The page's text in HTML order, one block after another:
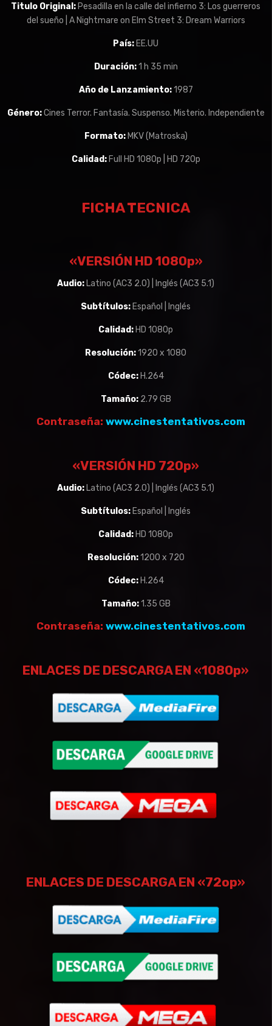
Titulo Original: Pesadilla en la calle del infierno 3: Los guerreros
del sueño | A Nightmare on Elm Street 3: Dream Warriors
País: EE.UU
Duración: 1 h 35 min
Año de Lanzamiento:1987
Género:Cines Terror. Fantasía. Suspenso. Misterio. Independiente
Formato: MKV (Matroska)
Calidad: Full HD 1080p | HD 720p
FICHA TECNICA
«VERSIÓN HD 1080p»
Audio: Latino (AC3 2.0) | Inglés (AC3 5.1)
Subtítulos: Español | Inglés
Calidad: HD 1080p
Resolución:1920 x 1080
Códec:H.264
Tamaño: 2.79 GB
Contraseña: www.cinestentativos.com
«VERSIÓN HD 720p»
Audio: Latino (AC3 2.0) | Inglés (AC3 5.1)
Subtítulos: Español | Inglés
Calidad: HD 1080p
Resolución:1200 x 720
Códec:H.264
Tamaño:1.35 GB
Contraseña: www.cinestentativos.com
ENLACES DE DESCARGA EN «1080p»
ENLACES DE DESCARGA EN «72op»